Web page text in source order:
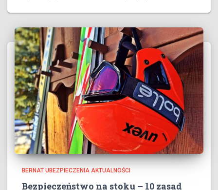
BERNAT UBEZPIECZENIA AKTUALNOŚCI
Bezpieczeństwo na stoku – 10 zasad